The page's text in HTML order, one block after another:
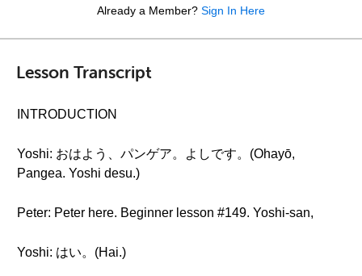
Already a Member? Sign In Here
Lesson Transcript
INTRODUCTION
Yoshi: おはよう、パンゲア。よしです。(Ohayō,
Pangea. Yoshi desu.)
Peter: Peter here. Beginner lesson #149. Yoshi-san,
Yoshi: はい。(Hai.)